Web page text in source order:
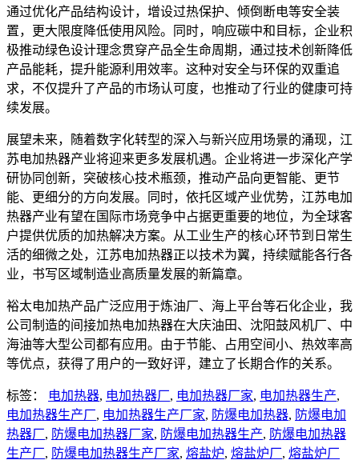
通过优化产品结构设计，增设过热保护、倾倒断电等安全装
置，更大限度降低使用风险。同时，响应碳中和目标，企业积
极推动绿色设计理念贯穿产品全生命周期，通过技术创新降低
产品能耗，提升能源利用效率。这种对安全与环保的双重追
求，不仅提升了产品的市场认可度，也推动了行业的健康可持
续发展。
展望未来，随着数字化转型的深入与新兴应用场景的涌现，江
苏电加热器产业将迎来更多发展机遇。企业将进一步深化产学
研协同创新，突破核心技术瓶颈，推动产品向更智能、更节
能、更细分的方向发展。同时，依托区域产业优势，江苏电加
热器产业有望在国际市场竞争中占据更重要的地位，为全球客
户提供优质的加热解决方案。从工业生产的核心环节到日常生
活的细微之处，江苏电加热器正以技术为翼，持续赋能各行各
业，书写区域制造业高质量发展的新篇章。
裕太电加热产品广泛应用于炼油厂、海上平台等石化企业，我
公司制造的间接加热电加热器在大庆油田、沈阳鼓风机厂、中
海油等大型公司都有应用。由于节能、占用空间小、热效率高
等优点，获得了用户的一致好评，建立了长期合作的关系。
标签： 电加热器, 电加热器厂, 电加热器厂家, 电加热器生产,
电加热器生产厂, 电加热器生产厂家, 防爆电加热器, 防爆电加
热器厂, 防爆电加热器厂家, 防爆电加热器生产, 防爆电加热器
生产厂, 防爆电加热器生产厂家, 熔盐炉, 熔盐炉厂, 熔盐炉厂